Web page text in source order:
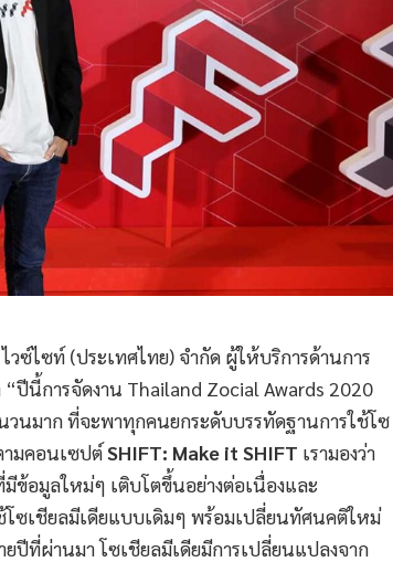
ซ์ไซท์ (ประเทศไทย) จำกัด ผู้ให้บริการด้านการ
ปีนี้การจัดงาน Thailand Zocial Awards 2020
นมาก ที่จะพาทุกคนยกระดับบรรทัดฐานการใช้โซ
ามคอนเซปต์SHIFT: Make it SHIFT เรามองว่า
ข้อมูลใหม่ๆ เติบโตขึ้นอย่างต่อเนื่องและ
โซเชียลมีเดียแบบเดิมๆ พร้อมเปลี่ยนทัศนคติใหม่
ปีที่ผ่านมา โซเชียลมีเดียมีการเปลี่ยนแปลงจาก